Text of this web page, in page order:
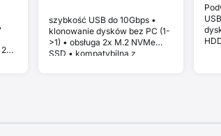
2x
szybkość USB do 10Gbps •
klonowanie dysków bez PC (1-
>1) • obsługa 2x M.2 NVMe
SSD • kompatybilna z